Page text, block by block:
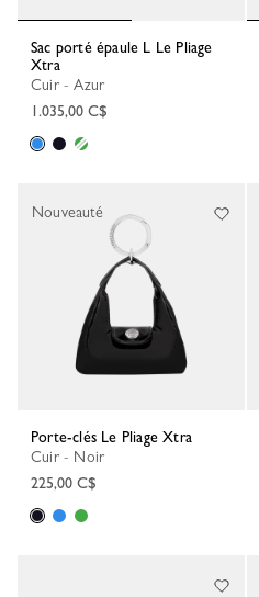
Sac porté épaule L Le Pliage
Xtra
Cuir - Azur
1.035,00 C$
Porte-clés Le Pliage Xtra
Cuir - Noir
225,00 C$
Nouveauté